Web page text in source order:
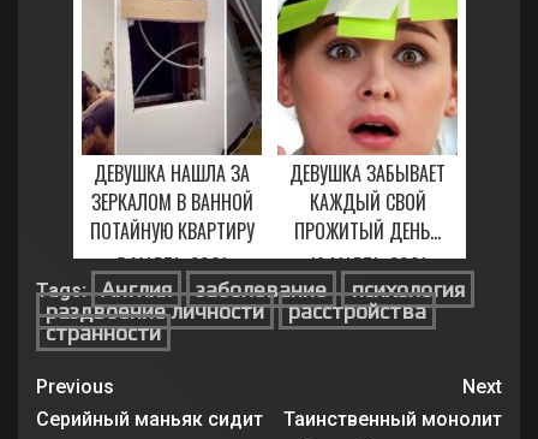
ДЕВУШКА НАШЛА ЗА
ЗЕРКАЛОМ В ВАННОЙ
ПОТАЙНУЮ КВАРТИРУ
5 МАРТА, 2021
ДЕВУШКА ЗАБЫВАЕТ
КАЖДЫЙ СВОЙ
ПРОЖИТЫЙ ДЕНЬ...
16 МАРТА, 2021
Tags: Англия заболевание
психология
раздвоение личности
расстройства
странности
Previous
Серийный маньяк сидит
Next
Таинственный монолит